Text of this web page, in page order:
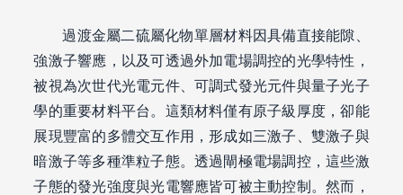
過渡金屬二硫屬化物單層材料因具備直接能隙、
強激子響應，以及可透過外加電場調控的光學特性，
被視為次世代光電元件、可調式發光元件與量子光子
學的重要材料平台。這類材料僅有原子級厚度，卻能
展現豐富的多體交互作用，形成如三激子、雙激子與
暗激子等多種準粒子態。透過閘極電場調控，這些激
子態的發光強度與光電響應皆可被主動控制。然而，